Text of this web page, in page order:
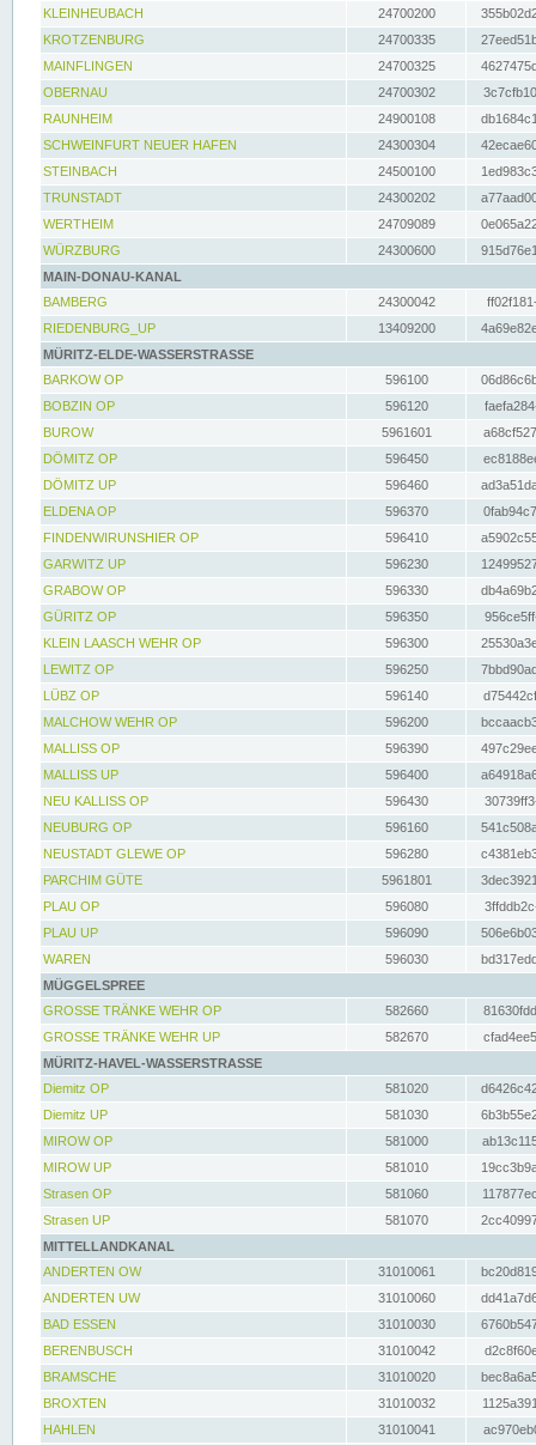
KLEINHEUBACH 24700200
KROTZENBURG
24700335
MAINFLINGEN
24700325
OBERNAU
24700302
RAUNHEIM
24900108
SCHWEINFURT NEUER HAFEN
24300304
STEINBACH
24500100
TRUNSTADT
24300202
WERTHEIM
24709089
WÜRZBURG
24300600
MAIN-DONAU-KANAL
BAMBERG
24300042
RIEDENBURG_UP
13409200
MÜRITZ-ELDE-WASSERSTRASSE
BARKOW OP
596100
BOBZIN OP
596120
BUROW
5961601
DÖMITZ OP
596450
DÖMITZ UP
596460
ELDENA OP
596370
FINDENWIRUNSHIER OP
596410
GARWITZ UP
596230
GRABOW OP
596330
GÜRITZ OP
596350
KLEIN LAASCH WEHR OP
596300
LEWITZ OP
596250
LÜBZ OP
596140
MALCHOW WEHR OP
596200
MALLISS OP
596390
MALLISS UP
596400
NEU KALLISS OP
596430
NEUBURG OP
596160
NEUSTADT GLEWE OP
596280
PARCHIM GÜTE
5961801
PLAU OP
596080
PLAU UP
596090
WAREN
596030
MÜGGELSPREE
GROSSE TRÄNKE WEHR OP
582660
GROSSE TRÄNKE WEHR UP
582670
MÜRITZ-HAVEL-WASSERSTRASSE
Diemitz OP
581020
Diemitz UP
581030
MIROW OP
581000
MIROW UP
581010
Strasen OP
581060
Strasen UP
581070
MITTELLANDKANAL
ANDERTEN OW
31010061
ANDERTEN UW
31010060
BAD ESSEN
31010030
BERENBUSCH
31010042
BRAMSCHE
31010020
BROXTEN
31010032
HAHLEN
31010041